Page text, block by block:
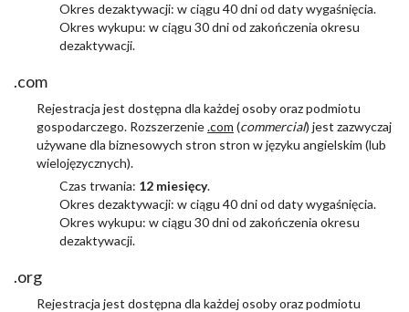
Okres dezaktywacji: w ciągu 40 dni od daty wygaśnięcia.
Okres wykupu: w ciągu 30 dni od zakończenia okresu
dezaktywacji.
.com
Rejestracja jest dostępna dla każdej osoby oraz podmiotu
gospodarczego. Rozszerzenie.com (commercial) jest zazwyczaj
używane dla biznesowych stron stron w języku angielskim (lub
wielojęzycznych).
Czas trwania: 12 miesięcy.
Okres dezaktywacji: w ciągu 40 dni od daty wygaśnięcia.
Okres wykupu: w ciągu 30 dni od zakończenia okresu
dezaktywacji.
.org
Rejestracja jest dostępna dla każdej osoby oraz podmiotu